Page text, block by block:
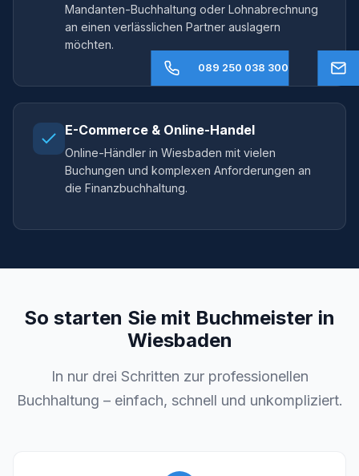
Mandanten-Buchhaltung oder Lohnabrechnung
an einen verlässlichen Partner auslagern
möchten.
E-Commerce & Online-Handel
Online-Händler in Wiesbaden mit vielen
Buchungen und komplexen Anforderungen an
die Finanzbuchhaltung.
So starten Sie mit Buchmeister in
Wiesbaden
In nur drei Schritten zur professionellen
Buchhaltung – einfach, schnell und unkompliziert.
089 250 038 300